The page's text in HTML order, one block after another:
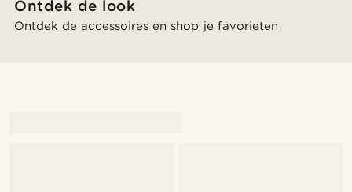
Ontdek de look
Ontdek de accessoires en shop je favorieten